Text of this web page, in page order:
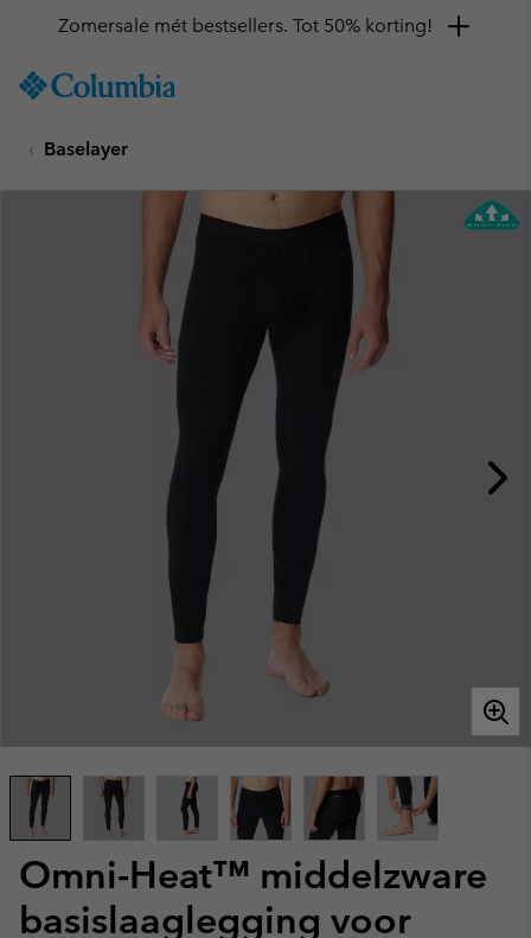
TO
SKIP
MAIN
Zomersale mét bestsellers. Tot 50% korting!
Baselayer
Omni-Heat™ middelzware
basislaaglegging voor